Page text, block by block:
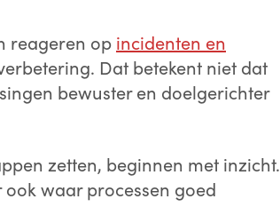
reageren op incidenten en
Dat betekent niet dat
bewuster en doelgerichter
zetten, beginnen met inzicht.
waar processen goed